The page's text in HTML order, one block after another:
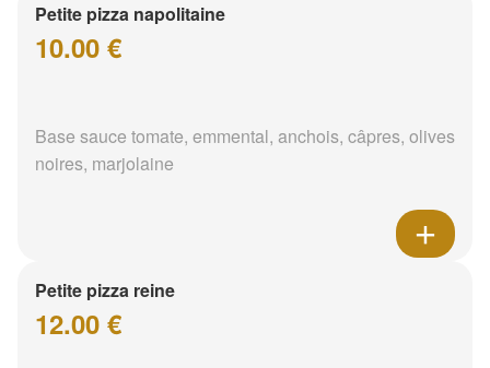
Petite pizza napolitaine
10.00 €
Base sauce tomate, emmental, anchois, câpres, olives
noires, marjolaine
Petite pizza reine
12.00 €